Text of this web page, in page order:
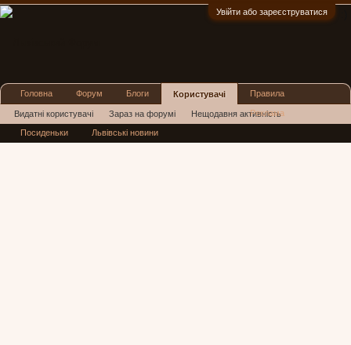
Увійти або зареєструватися
Головна Форум Блоги Користувачі
Видатні користувачі Зараз на форумі Нещодавня активність
Нові повідомлення профілю
Правила
Реклама
Посиденьки Львівські новини